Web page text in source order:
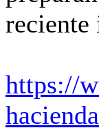
https://